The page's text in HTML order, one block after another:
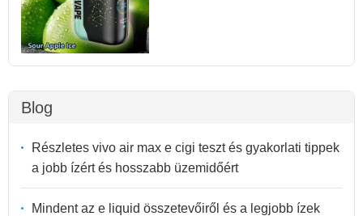
Blog
Részletes vivo air max e cigi teszt és gyakorlati tippek
a jobb ízért és hosszabb üzemidőért
Mindent az e liquid összetevőiről és a legjobb ízek